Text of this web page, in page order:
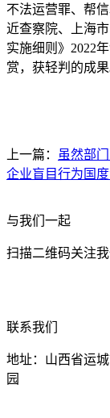
不法运营罪、帮
近查察院、上海
实施细则》2022
赏，获轻判的成
上一篇： 虽然部
企业盲目行为国
与我们一起
扫描二维码关注我
联系我们
地址：山西省运
园